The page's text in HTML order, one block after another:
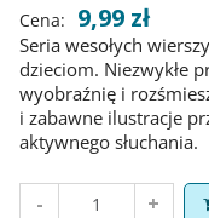
Cena: 9,99 zł
Seria wesołych
dzieciom. Niezwykłe
wyobraźnię i
i zabawne ilustracje
aktywnego słuchania.